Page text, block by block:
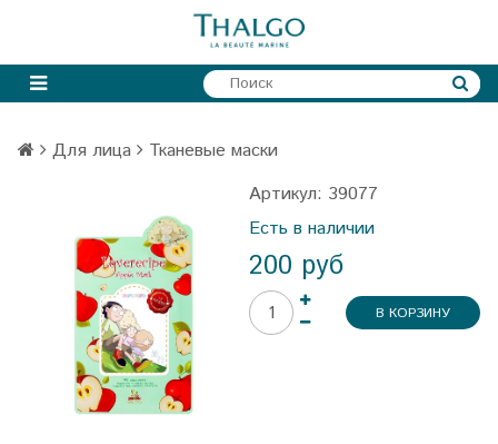
Для лица
Тканевые маски
Артикул: 39077
Есть в наличии
200 руб
В КОРЗИНУ